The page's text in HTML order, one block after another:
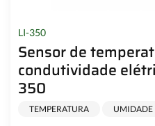
LI-350
Sensor de
condutividade
350
TEMPERATURA UMIDADE